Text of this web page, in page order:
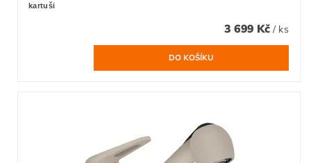
kartuši
3 699 Kč / ks